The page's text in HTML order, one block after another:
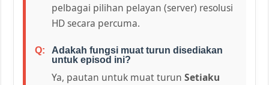
pelbagai pilihan pelayan (server) resolusi
HD secara percuma.
Adakah fungsi muat turun disediakan
untuk episod ini?
Ya, pautan untuk muat turunSetiaku